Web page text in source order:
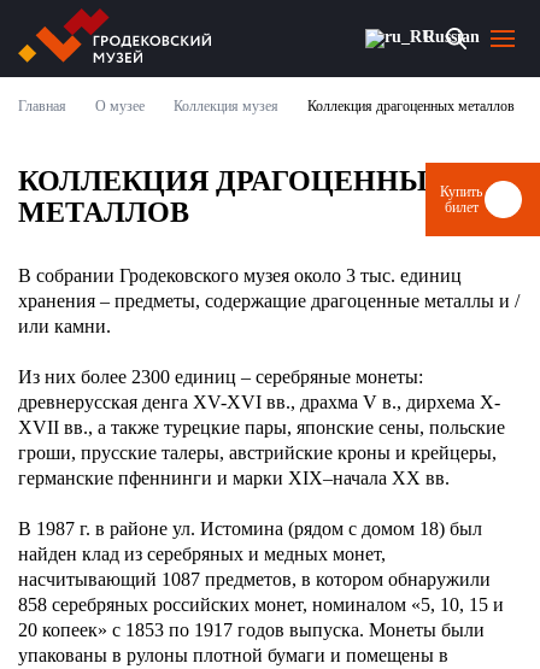
Russian
Главная О музее Коллекция музея Коллекция драгоценных металлов
КОЛЛЕКЦИЯ ДРАГОЦЕННЫХ
МЕТАЛЛОВ
В собрании Гродековского музея около 3 тыс. единиц
хранения – предметы, содержащие драгоценные металлы и /
или камни.
Из них более 2300 единиц – серебряные монеты:
древнерусская денга ХV-XVI вв., драхма V в., дирхема X-
XVII вв., а также турецкие пары, японские сены, польские
гроши, прусские талеры, австрийские кроны и крейцеры,
германские пфеннинги и марки XIX–начала ХХ вв.
В 1987 г. в районе ул. Истомина (рядом с домом 18) был
найден клад из серебряных и медных монет,
насчитывающий 1087 предметов, в котором обнаружили
858 серебряных российских монет, номиналом «5, 10, 15 и
20 копеек» с 1853 по 1917 годов выпуска. Монеты были
упакованы в рулоны плотной бумаги и помещены в
НОВОСТИ
ВИЗИТ
ПАРТНЕРЫ
КУПИТЬ БИЛЕТ
КУПИТЬ БИЛЕТ
Купить
билет